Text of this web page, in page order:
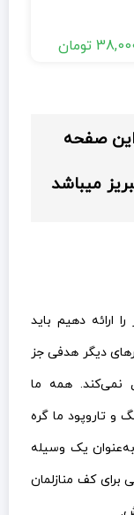
تومان
صفحه
میباشد
ارائه دهیم باید
دیگر هدفی جز
نمی‌کند. همه ما
و تاروپود ما گره
یک وسیله
کف منازلمان